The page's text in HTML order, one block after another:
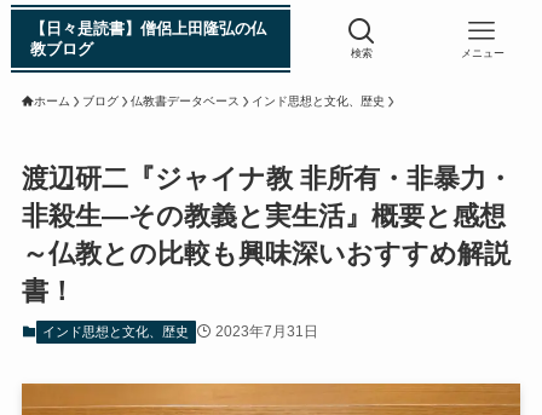
浄土真宗入門 親鸞伝
シン日本仏教史
【日々是読書】僧侶上田隆弘の仏
教ブログ
検索 メニュー
ホーム ブログ 仏教書データベース インド思想と文化、歴史
渡辺研二『ジャイナ教 非所有・非暴力・
非殺生―その教義と実生活』概要と感想
～仏教との比較も興味深いおすすめ解説
書！
インド思想と文化、歴史 2023年7月31日